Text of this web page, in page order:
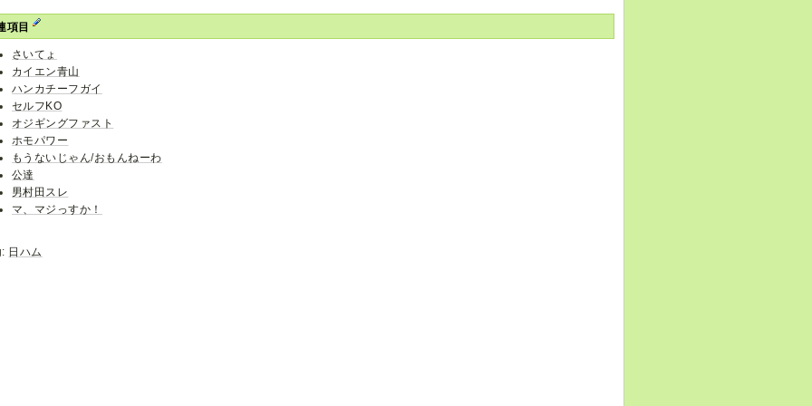
項目
さいてょ
カイエン青山
ハンカチーフガイ
セルフKO
オジギングファスト
ホモパワー
もうないじゃん/おもんねーわ
公達
男村田スレ
マ、マジっすか！
日ハム